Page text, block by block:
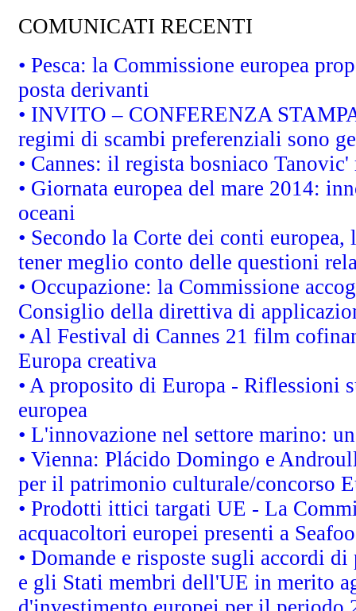
COMUNICATI RECENTI
• Pesca: la Commissione europea
posta derivanti
• INVITO – CONFERENZA
regimi di scambi preferenziali sono
• Cannes: il regista bosniaco
• Giornata europea del mare 2014:
oceani
• Secondo la Corte dei conti
tener meglio conto delle questioni
• Occupazione: la Commissione
Consiglio della direttiva di
• Al Festival di Cannes 21 film
Europa creativa
• A proposito di Europa - Riflessioni
europea
• L'innovazione nel settore marino:
• Vienna: Plácido Domingo e
per il patrimonio culturale/concorso
• Prodotti ittici targati UE - La
acquacoltori europei presenti a
• Domande e risposte sugli accordi
e gli Stati membri dell'UE in merito